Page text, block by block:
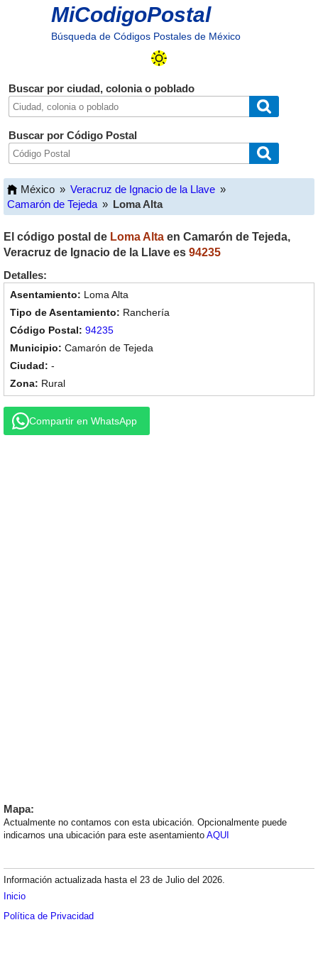
MiCodigoPostal
Búsqueda de Códigos Postales de México
Buscar por ciudad, colonia o poblado
Buscar por Código Postal
México » Veracruz de Ignacio de la Llave »
Camarón de Tejeda » Loma Alta
El código postal de Loma Alta en Camarón de Tejeda,
Veracruz de Ignacio de la Llave es 94235
Detalles:
Loma Alta
Ranchería
94235
Camarón de Tejeda
-
Rural
Compartir en WhatsApp
Mapa:
Actualmente no contamos con esta ubicación. Opcionalmente puede
indicarnos una ubicación para este asentamiento AQUI
Información actualizada hasta el 23 de Julio del 2026.
Inicio
Política de Privacidad